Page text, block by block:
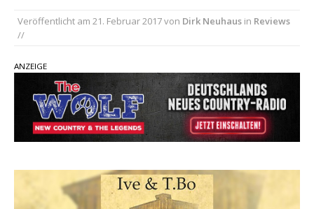
Kacey Musgraves entführt Fans mit neuem
Vergleich mit anderen
Ella Langley schreibt Musikgeschichte:
„Choosin‘ Texas“ gehört zu den größten Hits
aller Zeiten
Veröffentlicht am 21. Februar 2017von Dirk Neuhaus in Reviews
//
ANZEIGE